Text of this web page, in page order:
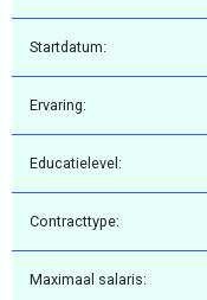
Startdatum:
Ervaring:
Educatielevel:
Contracttype:
Maximaal salaris: